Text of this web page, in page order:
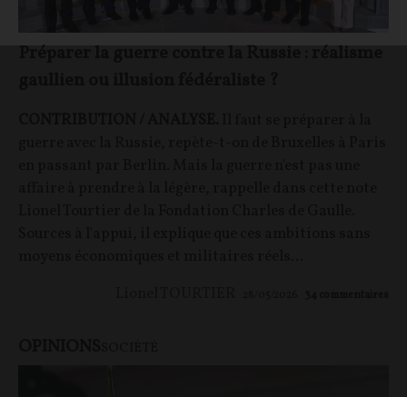
Préparer la guerre contre la Russie : réalisme